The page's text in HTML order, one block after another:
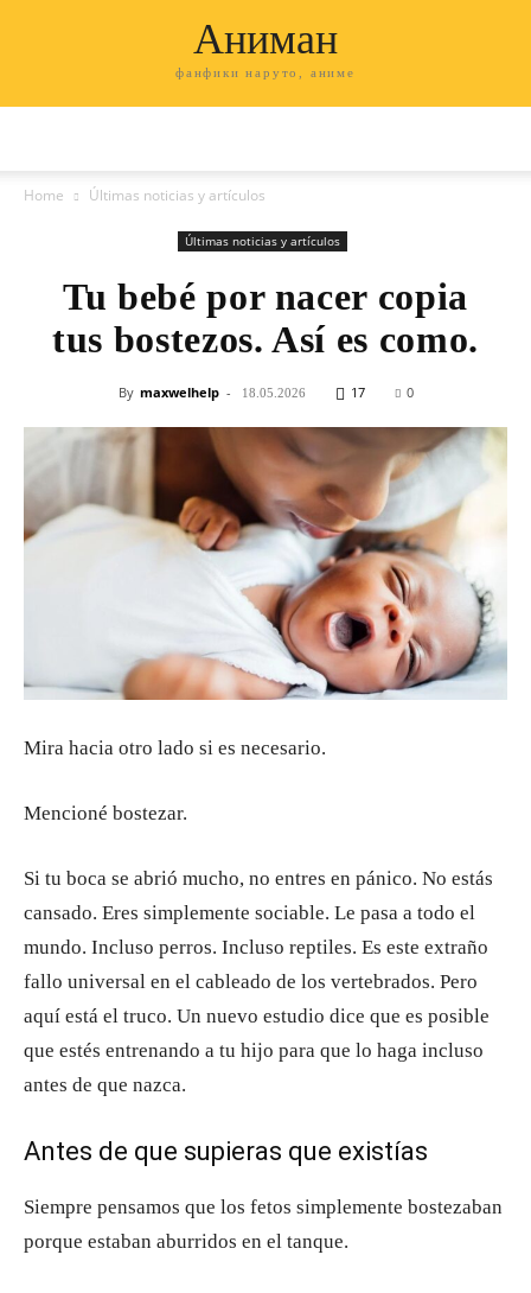
Аниман
фанфики наруто, аниме
Home Últimas noticias y artículos
Últimas noticias y artículos
Tu bebé por nacer copia
tus bostezos. Así es como.
By maxwelhelp - 18.05.2026 17 0
Mira hacia otro lado si es necesario.
Mencioné bostezar.
Si tu boca se abrió mucho, no entres en pánico. No estás
cansado. Eres simplemente sociable. Le pasa a todo el
mundo. Incluso perros. Incluso reptiles. Es este extraño
fallo universal en el cableado de los vertebrados. Pero
aquí está el truco. Un nuevo estudio dice que es posible
que estés entrenando a tu hijo para que lo haga incluso
antes de que nazca.
Antes de que supieras que existías
Siempre pensamos que los fetos simplemente bostezaban
porque estaban aburridos en el tanque.